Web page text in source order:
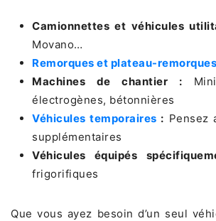
Camionnettes et véhicules
Movano…
Remorques et plateau-remorques
Machines de chantier :
électrogènes, bétonnières
Véhicules temporaires : Pensez
supplémentaires
Véhicules équipés
frigorifiques
Que vous ayez besoin d’un seul